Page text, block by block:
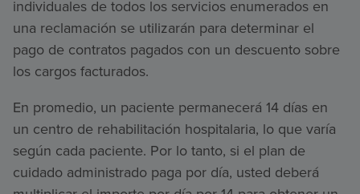
individuales de todos los servicios enumerados en
una reclamación se utilizarán para determinar el
pago de contratos pagados con un descuento sobre
los cargos facturados.
En promedio, un paciente permanecerá 14 días en
un centro de rehabilitación hospitalaria, lo que varía
según cada paciente. Por lo tanto, si el plan de
cuidado administrado paga por día, usted deberá